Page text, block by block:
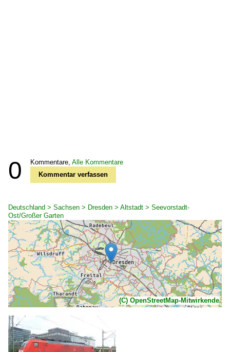
0 Kommentare, Alle Kommentare
Kommentar verfassen
Deutschland > Sachsen > Dresden > Altstadt > Seevorstadt-
Ost/Großer Garten
(C) OpenStreetMap-Mitwirkende